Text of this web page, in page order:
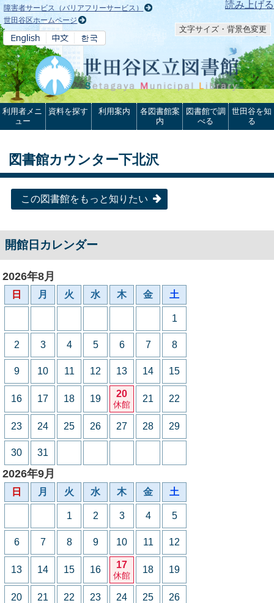
本文へ 読み上げる
障害者サービス（バリアフリーサービス）
世田谷区ホームページ
文字サイズ・背景色変更
利用者メニ
ュー
資料を探す 利用案内
各図書館案
内
図書館で調
べる
世田谷を知
る
図書館カウンター下北沢
この図書館をもっと知りたい
開館日カレンダー
2026年8月
日 月 火 水 木 金 土
1
2 3 4 5 6 7 8
9 10 11 12 13 14 15
16 17 18 19 20
休館
21 22
23 24 25 26 27 28 29
30 31
2026年9月
日 月 火 水 木 金 土
1 2 3 4 5
6 7 8 9 10 11 12
13 14 15 16 17
休館
18 19
20 21 22 23 24 25 26